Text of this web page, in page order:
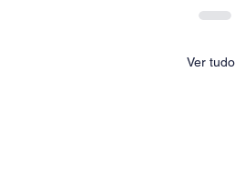
Ver tudo